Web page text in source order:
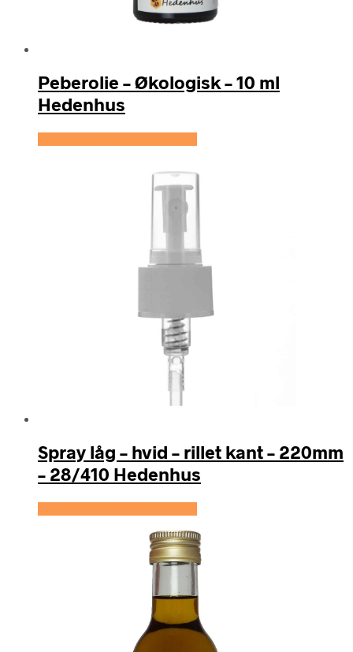
Peberolie – Økologisk – 10 ml
Hedenhus
Spray låg – hvid – rillet kant – 220mm
– 28/410 Hedenhus